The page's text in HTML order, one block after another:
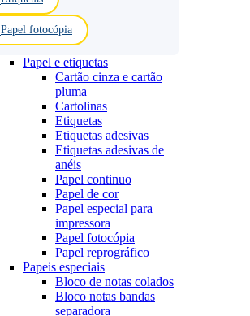
Papel fotocópia
Papel e etiquetas
Cartão cinza e cartão
pluma
Cartolinas
Etiquetas
Etiquetas adesivas
Etiquetas adesivas de
anéis
Papel continuo
Papel de cor
Papel especial para
impressora
Papel fotocópia
Papel reprográfico
Papeis especiais
Bloco de notas colados
Bloco notas bandas
separadora